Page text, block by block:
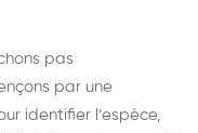
pas
par une
identifier l’espèce,